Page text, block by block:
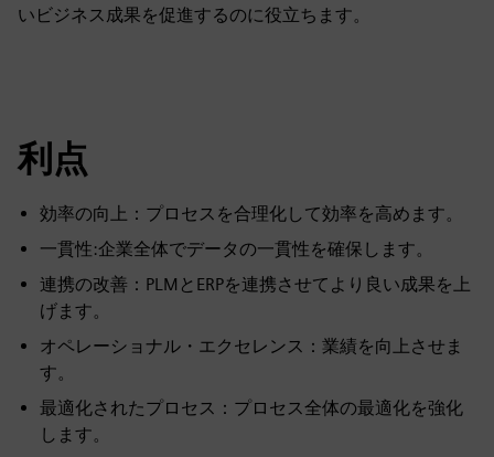
いビジネス成果を促進するのに役立ちます。
利点
効率の向上：プロセスを合理化して効率を高めます。
一貫性:企業全体でデータの一貫性を確保します。
連携の改善：PLMとERPを連携させてより良い成果を上
げます。
オペレーショナル・エクセレンス：業績を向上させま
す。
最適化されたプロセス：プロセス全体の最適化を強化
します。